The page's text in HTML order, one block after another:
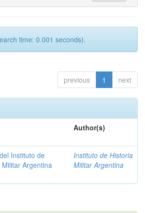
time: 0.001 seconds).
previous 1 next
Author(s)
Instituto de
Militar Argentina
Instituto de Historia
Militar Argentina